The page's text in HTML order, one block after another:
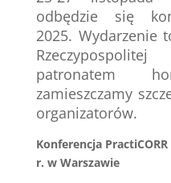
odbędzie się
2025. Wydarzenie
patronatem
zamieszczamy
organizatorów.
Konferencja
r. w Warszawie